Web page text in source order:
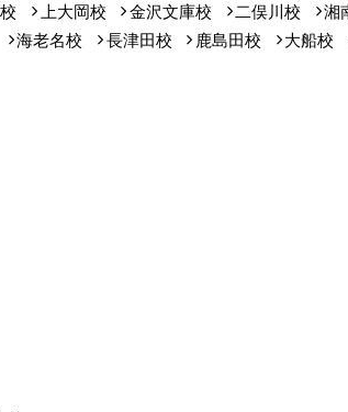
上大岡校 金沢文庫校 二俣川校 湘
海老名校 長津田校 鹿島田校 大船校